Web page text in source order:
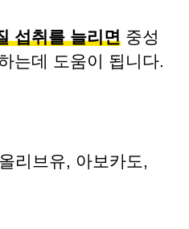
섭취를 늘리면 중성
는데 도움이 됩니다.
리브유, 아보카도,